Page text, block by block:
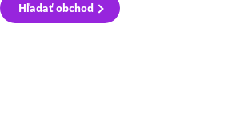
Hľadať obchod